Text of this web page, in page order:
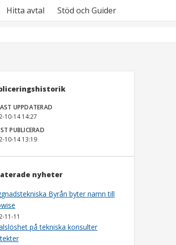
Hitta avtal Stöd och Guider
UPPDATERAD
10-14 14:27
PUBLICERAD
10-14 13:19
nyheter
Byrån byter namn till
11-11
på tekniska konsulter